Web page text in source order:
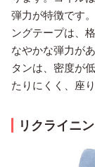
弾力が特徴です
ングテープは、
なやかな弾力が
タンは、密度が
たりにくく、座
リクライニ